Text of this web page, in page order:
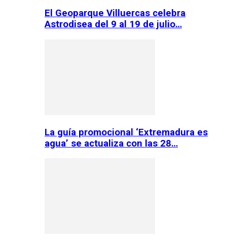
El Geoparque Villuercas celebra
Astrodisea del 9 al 19 de julio…
La guía promocional ‘Extremadura es
agua’ se actualiza con las 28…